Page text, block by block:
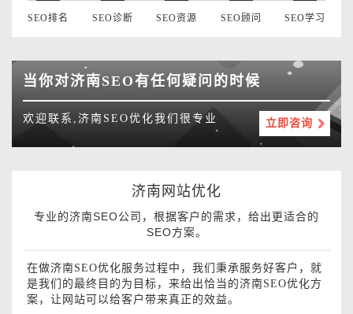
SEO排名 SEO诊断 SEO资源 SEO顾问 SEO学习
当你对济南SEO有任何疑问的时候
欢迎联系,济南SEO优化我们很专业 立即咨询
济南网站优化
专业的济南SEO公司，根据客户的需求，给出更适合的
SEO方案。
在做济南SEO优化服务过程中，我们秉承服务好客户，就
是我们的最终目的为目标，来给出恰当的济南SEO优化方
案，让网站可以给客户带来真正的效益。